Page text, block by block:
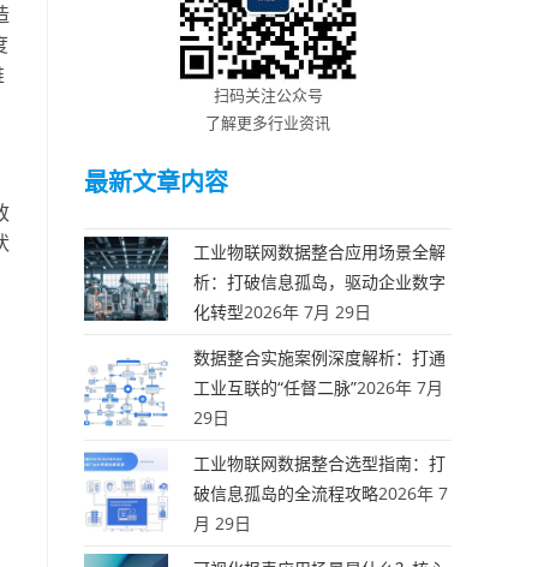
扫码关注公众号
了解更多行业资讯
最新文章内容
工业物联网数据整合应用场景全解
析：打破信息孤岛，驱动企业数字
化转型2026年 7月 29日
数据整合实施案例深度解析：打通
工业互联的“任督二脉”2026年 7月
29日
工业物联网数据整合选型指南：打
破信息孤岛的全流程攻略2026年 7
月 29日